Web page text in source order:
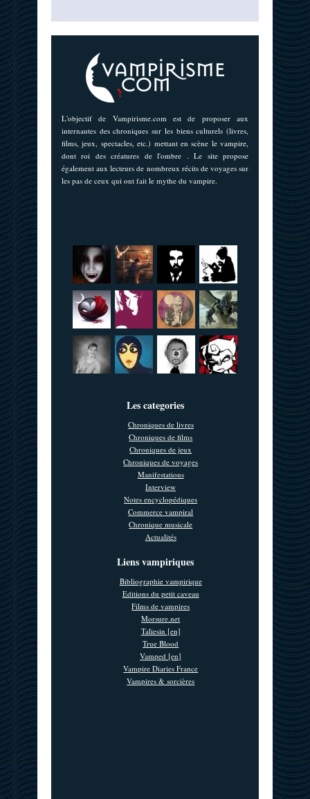
L'objectif de Vampirisme.com est de proposer aux
internautes des chroniques sur les biens culturels (livres,
films, jeux, spectacles, etc.) mettant en scène le vampire,
dont roi des créatures de l'ombre . Le site propose
également aux lecteurs de nombreux récits de voyages sur
les pas de ceux qui ont fait le mythe du vampire.
Les categories
Chroniques de livres
Chroniques de films
Chroniques de jeux
Chroniques de voyages
Manifestations
Interview
Notes encyclopédiques
Commerce vampiral
Chronique musicale
Actualités
Liens vampiriques
Bibliographie vampirique
Editions du petit caveau
Films de vampires
Morsure.net
Taliesin [en]
True Blood
Vamped [en]
Vampire Diaries France
Vampires & sorcières